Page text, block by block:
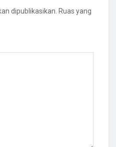
dipublikasikan. Ruas yang